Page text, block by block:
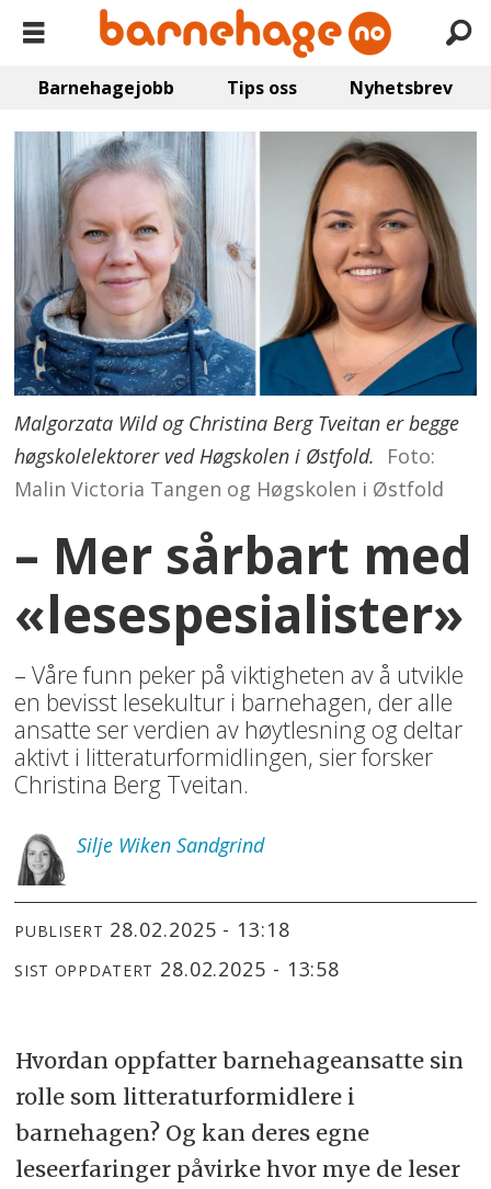
Barnehagejobb Tips oss Nyhetsbrev
Malgorzata Wild og Christina Berg Tveitan er begge
høgskolelektorer ved Høgskolen i Østfold.
Foto:
Malin Victoria Tangen og Høgskolen i Østfold
– Mer sårbart med
«lesespesialister»
– Våre funn peker på viktigheten av å utvikle
en bevisst lesekultur i barnehagen, der alle
ansatte ser verdien av høytlesning og deltar
aktivt i litteraturformidlingen, sier forsker
Christina Berg Tveitan.
Silje Wiken Sandgrind
PUBLISERT 28.02.2025 - 13:18
SIST OPPDATERT 28.02.2025 - 13:58
Hvordan oppfatter barnehageansatte sin
rolle som litteraturformidlere i
barnehagen? Og kan deres egne
leseerfaringer påvirke hvor mye de leser